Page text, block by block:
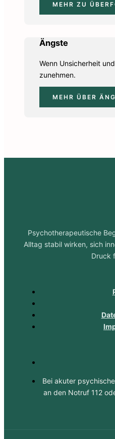
MEHR ZU
Ängste
Wenn Unsicherheit
zunehmen.
MEHR ÜBER
Psychotherapeutische
Alltag stabil wirken, sich
Druck
Bei akuter
an den Notruf 112